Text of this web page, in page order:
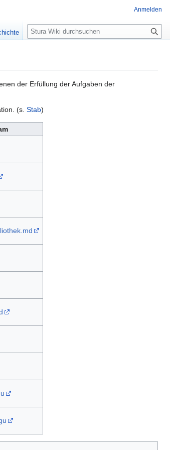
der Erfüllung der Aufgaben der
(s. Stab)
Anmelden
S
u
e